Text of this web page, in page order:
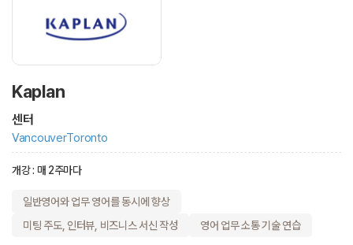
Kaplan
센터
VancouverToronto
개강 : 매 2주마다
일반영어와 업무 영어를 동시에 향상
미팅 주도, 인터뷰, 비즈니스 서신 작성
영어 업무 소통 기술 연습